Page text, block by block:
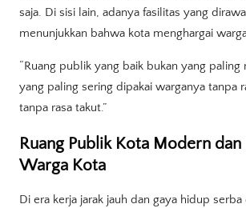
saja. Di sisi lain, adanya fasilitas yang
menunjukkan bahwa kota menghargai
“Ruang publik yang baik bukan yang
yang paling sering dipakai warganya tanpa
tanpa rasa takut.”
Ruang Publik Kota Modern dan
Warga Kota
Di era kerja jarak jauh dan gaya hidup